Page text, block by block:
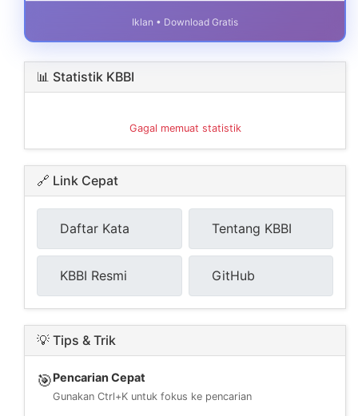
Iklan • Download Gratis
📊 Statistik KBBI
Gagal memuat statistik
🔗 Link Cepat
Daftar Kata Tentang KBBI
KBBI Resmi GitHub
💡 Tips & Trik
🎯Pencarian Cepat
Gunakan Ctrl+K untuk fokus ke pencarian